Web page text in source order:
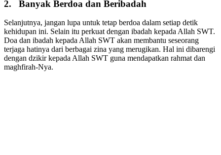
2. Banyak Berdoa dan Beribadah
Selanjutnya, jangan lupa untuk tetap berdoa dalam setiap detik
kehidupan ini. Selain itu perkuat dengan ibadah kepada Allah SWT.
Doa dan ibadah kepada Allah SWT akan membantu seseorang
terjaga hatinya dari berbagai zina yang merugikan. Hal ini dibarengi
dengan dzikir kepada Allah SWT guna mendapatkan rahmat dan
maghfirah-Nya.